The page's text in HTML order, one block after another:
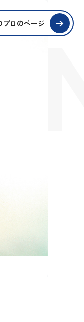
プロのページ